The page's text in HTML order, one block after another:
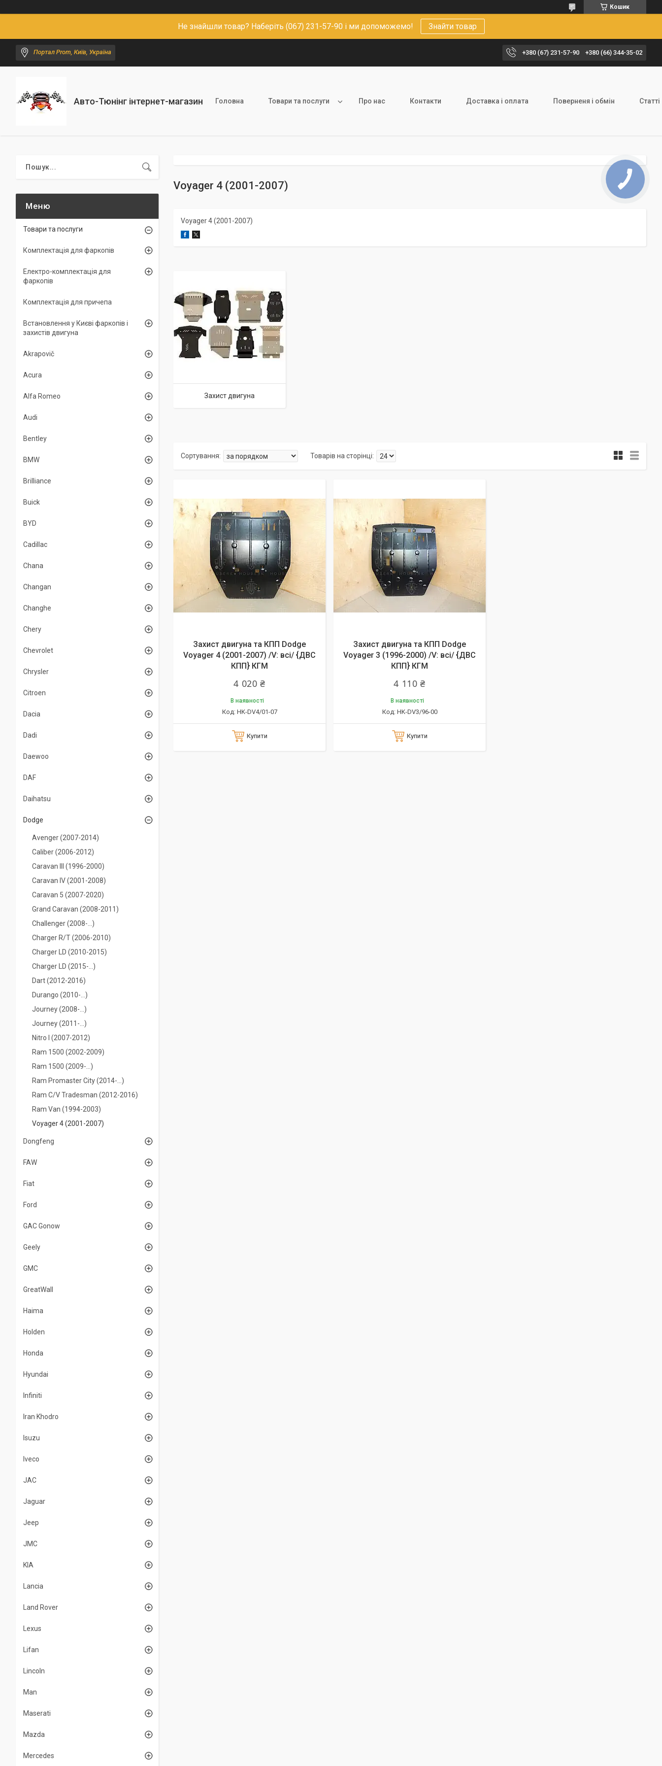
Кошик
Не знайшли товар? Наберіть (067) 231-57-90 і ми допоможемо! Знайти товар
Портал Prom, Київ, Україна +380 (67) 231-57-90 +380 (66) 344-35-02
Авто-Тюнінг інтернет-магазин Головна Товари та послуги Про нас Контакти Доставка і оплата Поверненя і обмін Статті
Voyager 4 (2001-2007)
Voyager 4 (2001-2007)
Захист двигуна
Захист двигуна та КПП Dodge
Voyager 4 (2001-2007) /V: всі/ {ДВС
КПП} КГМ
4 020 ₴
В наявності
HK-DV4/01-07
Купити
Захист двигуна та КПП Dodge
Voyager 3 (1996-2000) /V: всі/ {ДВС
КПП} КГМ
4 110 ₴
В наявності
HK-DV3/96-00
Купити
Товари та послуги
Комплектація для фаркопів
Електро-комплектація для
фаркопів
Комплектація для причепа
Встановлення у Києві фаркопів і
захистів двигуна
Akrapovič
Acura
Alfa Romeo
Audi
Bentley
BMW
Brilliance
Buick
BYD
Cadillac
Chana
Changan
Changhe
Chery
Chevrolet
Chrysler
Citroen
Dacia
Dadi
Daewoo
DAF
Daihatsu
Dodge
Avenger (2007-2014)
Caliber (2006-2012)
Caravan III (1996-2000)
Caravan IV (2001-2008)
Caravan 5 (2007-2020)
Grand Caravan (2008-2011)
Challenger (2008-...)
Charger R/T (2006-2010)
Charger LD (2010-2015)
Charger LD (2015-...)
Dart (2012-2016)
Durango (2010-...)
Journey (2008-...)
Journey (2011-...)
Nitro I (2007-2012)
Ram 1500 (2002-2009)
Ram 1500 (2009-...)
Ram Promaster City (2014-…)
Ram C/V Tradesman (2012-2016)
Ram Van (1994-2003)
Voyager 4 (2001-2007)
Dongfeng
FAW
Fiat
Ford
GAC Gonow
Geely
GMC
GreatWall
Haima
Holden
Honda
Hyundai
Infiniti
Iran Khodro
Isuzu
Iveco
JAC
Jaguar
Jeep
JMC
KIA
Lancia
Land Rover
Lexus
Lifan
Lincoln
Man
Maserati
Mazda
Mercedes